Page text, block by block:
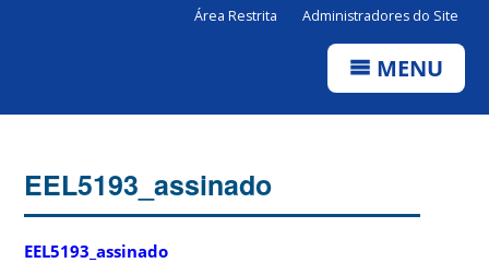
Área Restrita Administradores do Site
MENU
EEL5193_assinado
EEL5193_assinado